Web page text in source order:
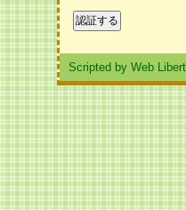
Scripted by Web